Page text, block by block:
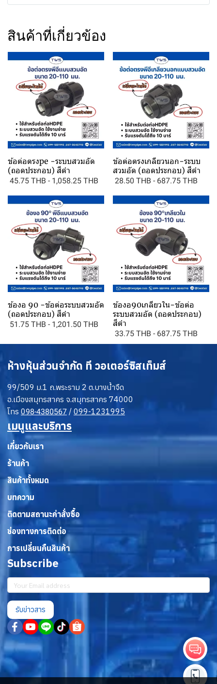
สินค้าที่เกี่ยวข้อง
ข้อต่อตรงpe -ระบบสวมอัด
(ถอดประกอบ) สีดำ
45.75 THB - 1,058.25 THB
ข้อต่อตรงเกลียวนอก-ระบบ
สวมอัด (ถอดประกอบ) สีดำ
28.50 THB - 687.75 THB
ข้องอ 90 -ข้อต่อระบบสวมอัด
(ถอดประกอบ) สีดำ
51.75 THB - 1,201.50 THB
ข้องอ90เกลียวใน-ข้อต่อ
ระบบสวมอัด (ถอดประกอบ)
สีดำ
33.75 THB - 687.75 THB
ห้างหุ้นส่วนจำกัด ที วอเตอร์ซิสเท็มส์
99/509 ม.1 ถ.พระราม 2 ต.บางน้ำจืด
อ.เมืองสมุทรสาคร จ.สมุทรสาคร 74000
โทร098-4380567 / 099-1231995
เมนูและบริการ
เกี่ยวกับเรา
ร้านค้า
สินค้าทั้งหมด
บทความ
ติดตามสถานะคำสั่งซื้อ
ช่องทางการติดต่อ
การเปลี่ยนคืนสินค้า
Subscribe
รับข่าวสาร